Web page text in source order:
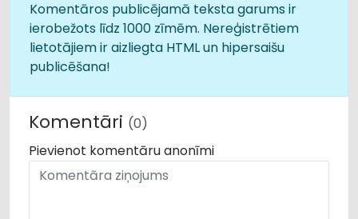
Komentāros publicējamā teksta garums ir
ierobežots līdz 1000 zīmēm. Nereģistrētiem
lietotājiem ir aizliegta HTML un hipersaišu
publicēšana!
Komentāri (0)
Pievienot komentāru anonīmi